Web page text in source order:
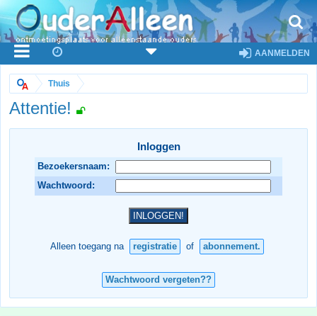
AANMELDEN
Thuis
Attentie!
Inloggen
Bezoekersnaam:
Wachtwoord:
Alleen toegang na registratie of abonnement.
Wachtwoord vergeten??